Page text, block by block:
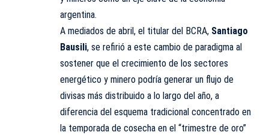
argentina.
A mediados de abril, el titular del BCRA, Santiago
Bausili, se refirió a este cambio de paradigma al
sostener que el crecimiento de los sectores
energético y minero podría generar un flujo de
divisas más distribuido a lo largo del año, a
diferencia del esquema tradicional concentrado en
la temporada de cosecha en el “trimestre de oro”